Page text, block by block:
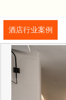
酒店行业案例